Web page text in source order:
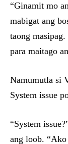
“Ginamit mo
mabigat ang
taong
para maitago
Namumutla si
System issue
“System
ang loob. “Ako